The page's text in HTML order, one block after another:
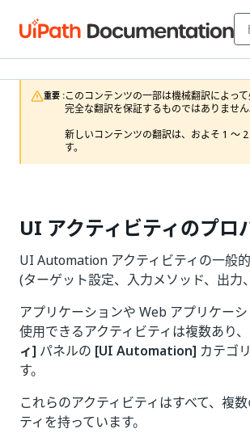
重要 :このコンテンツの一部は機械翻訳によって
完全な翻訳を保証するものではありません
新しいコンテンツの翻訳は、およそ 1 ～
す。
UI アクティビティのプロ
UI Automation アクティビティの一般
(ターゲット設定、入力メソッド、出力
アプリケーションや Web アプリケー
使用できるアクティビティは複数あり、
ィ] パネルの [UI Automation] カテゴ
す。
これらのアクティビティはすべて、複
ティを持っています。